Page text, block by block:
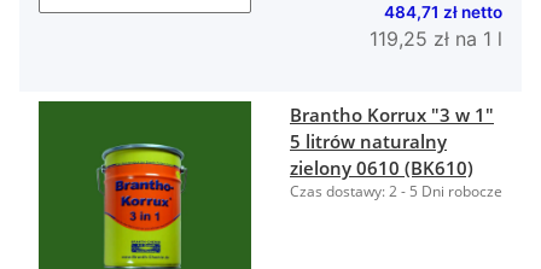
484,71 zł netto
119,25 zł na 1 l
Brantho Korrux "3 w 1"
5 litrów naturalny
zielony 0610 (BK610)
Czas dostawy:2 - 5 Dni robocze